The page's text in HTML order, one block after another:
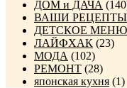
ДОМ и ДАЧА
ВАШИ РЕЦЕПТЫ
ДЕТСКОЕ МЕНЮ
ЛАЙФХАК (23)
МОДА (102)
РЕМОНТ (28)
японская кухня (1)